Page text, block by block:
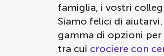
famiglia, i vostri
Siamo felici di
gamma di opzioni per
tra cui crociere con